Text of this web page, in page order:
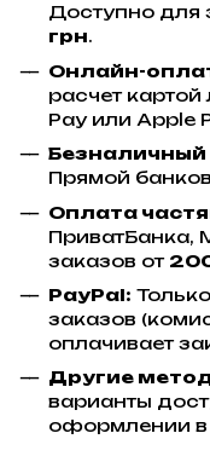
Доступно для
грн.
Онлайн-
расчет
Pay или Apple
Безналичный
Прямой
Оплата
ПриватБанка,
заказов от
PayPal:
заказов
оплачивает
Другие
варианты
оформлении в